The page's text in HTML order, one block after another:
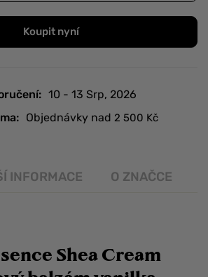
Koupit nyní
10 - 13 Srp, 2026
Objednávky nad 2 500 Kč
INFORMACE O ZNAČCE
Shea Cream